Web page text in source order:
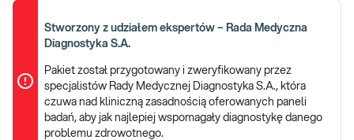
Stworzony z udziałem ekspertów – Rada Medyczna
Diagnostyka S.A.
Pakiet został przygotowany i zweryfikowany przez
specjalistów Rady Medycznej Diagnostyka S.A., która
czuwa nad kliniczną zasadnością oferowanych paneli
badań, aby jak najlepiej wspomagały diagnostykę danego
problemu zdrowotnego.